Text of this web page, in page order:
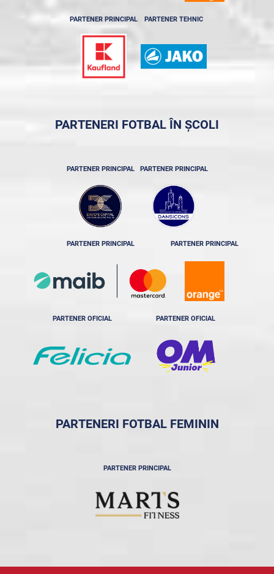
PARTENER PRINCIPAL PARTENER TEHNIC
PARTENERI FOTBAL ÎN ȘCOLI
PARTENER PRINCIPAL PARTENER PRINCIPAL
PARTENER PRINCIPAL PARTENER PRINCIPAL
PARTENER OFICIAL PARTENER OFICIAL
PARTENERI FOTBAL FEMININ
PARTENER PRINCIPAL